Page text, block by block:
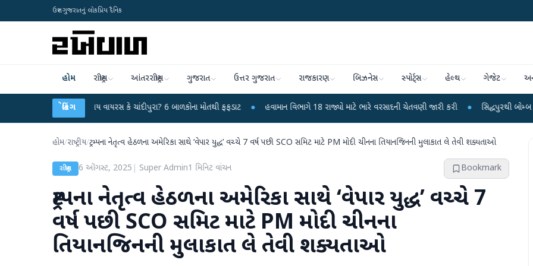
ઉત્તર ગુજરાતનું લોકપ્રિય દૈનિક
હોમ રાષ્ટ્રીય આંતરરાષ્ટ્રીય ગુજરાત ઉત્તર ગુજરાત રાજકારણ બિઝનેસ સ્પોર્ટ્સ હેલ્થ ગેજેટ
બ્રેકિંગ
વાયરસ કે ચાંદીપુરા? 6 બાળકોના મોતથી ફફડાટ ● હવામાન વિભાગે 18 રાજ્યો માટે ભારે વરસાદની ચેતવણી જારી કરી ● સિદ્ધપુરથી બોમ્બ બનાવવાની સામગ્રી
હોમ/રાષ્ટ્રીય/ટ્રમ્પના નેતૃત્વ હેઠળના અમેરિકા સાથે ‘વેપાર યુદ્ધ’ વચ્ચે 7 વર્ષ પછી SCO સમિટ માટે PM મોદી ચીનના તિયાનજિનની મુલાકાત લે તેવી શક્યતાઓ
રાષ્ટ્રીય 6 ઑગસ્ટ, 2025 Super Admin1 મિનિટ વાંચન Bookmark
ટ્રમ્પના નેતૃત્વ હેઠળના અમેરિકા સાથે ‘વેપાર યુદ્ધ’ વચ્ચે 7
વર્ષ પછી SCO સમિટ માટે PM મોદી ચીનના
તિયાનજિનની મુલાકાત લે તેવી શક્યતાઓ